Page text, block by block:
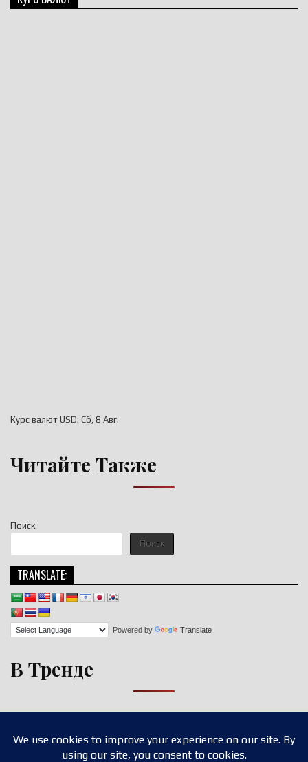
Поиск
Поиск
TRANSLATE:
Powered by Translate
В Тренде
Курс валют USD: Сб, 8 Авг.
Читайте Также
Design by ThemesDNA.com